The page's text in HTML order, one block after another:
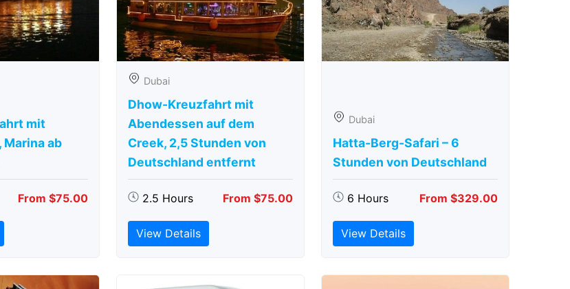
mit
Marina ab
From $75.00
Dubai
Dhow-Kreuzfahrt mit
Abendessen auf dem
Creek, 2,5 Stunden von
Deutschland entfernt
2.5 Hours From $75.00
View Details
Dubai
Hatta-Berg-Safari – 6
Stunden von Deutschland
6 Hours From $329.00
View Details